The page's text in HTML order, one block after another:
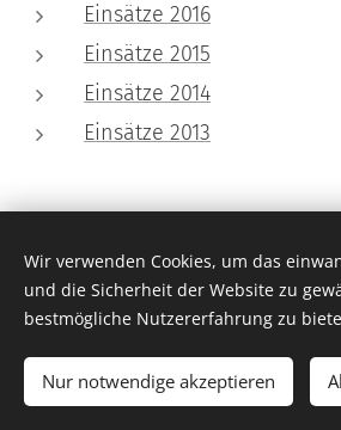
Einsätze 2016
Einsätze 2015
Einsätze 2014
Einsätze 2013
© 2023 Freiwillige Feuerwehr Jois |
NOTRUF 122
Unterstützt von
Wir verwenden Cookies, um das
und die Sicherheit der Website zu
bestmögliche Nutzererfahrung zu
Nur notwendige akzeptieren